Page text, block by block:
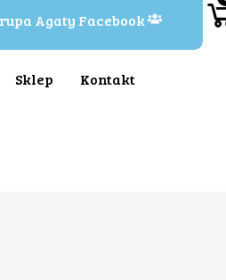
Agaty Facebook
Sklep Kontakt